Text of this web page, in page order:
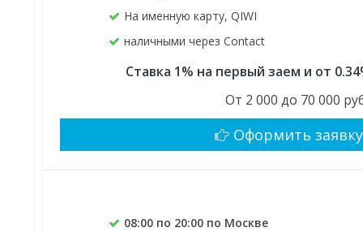
На именную карту, QIWI
наличными через Contact
Ставка 1% на первый заем и от
От 2 000 до 70 000
Оформить заявку
08:00 по 20:00 по Москве